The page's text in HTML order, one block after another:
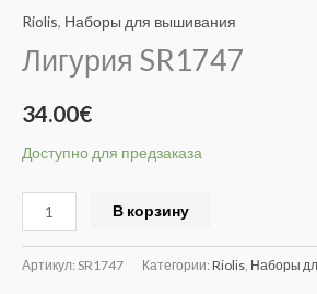
Riolis, Наборы для вышивания
Лигурия SR1747
34.00€
Доступно для предзаказа
SR1747
В корзину
Артикул: SR1747 Категории: Riolis Наборы